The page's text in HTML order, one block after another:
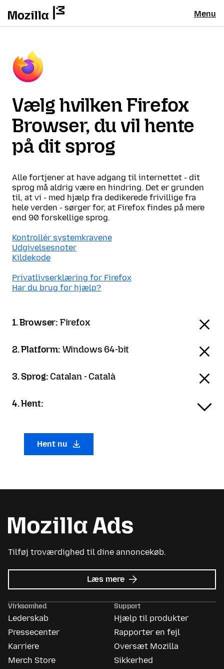
Menu
Vælg hvilken Firefox
Browser, du vil hente
på dit sprog
Alle fortjener at have adgang til internettet - dit
sprog må aldrig være en hindring. Det er grunden
til, at vi - med hjælp fra dedikerede frivillige fra
hele verden - sørger for, at Firefox findes på mere
end 90 forskellige sprog.
Kontrollér systemkravene
Udgivelsesnoter
Kildekode
Privatlivserklæring for Firefox
Har du brug for hjælp?
1. Browser: Firefox
2. Platform: Windows 64-bit
3. Sprog: Catalan - Català
4. Hent:
Hent nu
Tilføj troværdighed til dine annoncekøb.
Læs mere om
Mozilla
Virksomhed
Lederskab
Pressecenter
Karriere
Merch Store
Support
Hjælp til produkter
Rapporter en fejl
Oversæt Mozilla
Sikkerhed